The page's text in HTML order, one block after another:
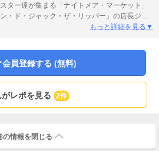
ター達が集まる「ナイトメア・マーケット」
・ド・ジャック・ザ・リッパー」の店長ジャ
う曰くありげな人物が待ちかまえてい
マサミ他
もっと詳細を見る▼
会員登録する (無料)
がレポを見る 2件
の情報を 閉じる